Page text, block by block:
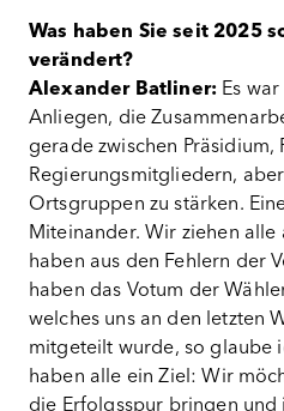
Was haben Sie seit 2025
verändert?
Alexander Batliner: Es
Anliegen, die
gerade zwischen Präsidium,
Regierungsmitgliedern,
Ortsgruppen zu stärken.
Miteinander. Wir ziehen alle
haben aus den Fehlern der
haben das Votum der
welches uns an den letzten
mitgeteilt wurde, so glaube
haben alle ein Ziel: Wir
die Erfolgsspur bringen und